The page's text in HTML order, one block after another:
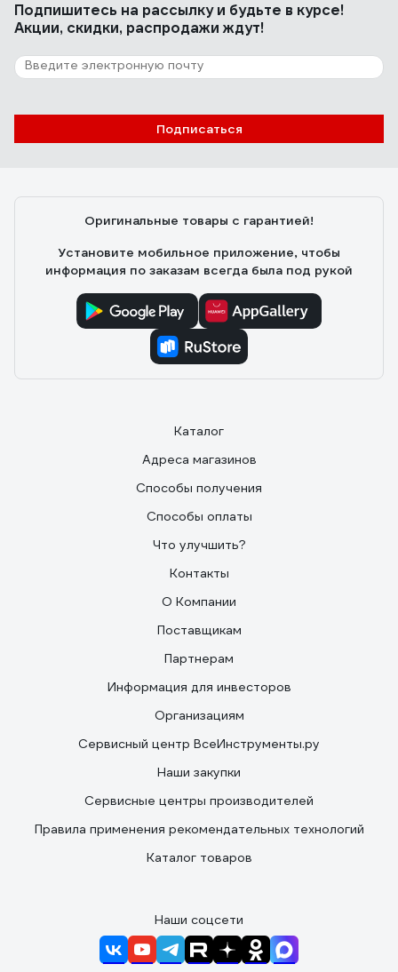
торцах светильника. Такие штуки вечно сохли,
трескались и отваливались, а рассеиватель падал и
6 отзывов
MR16, SL/WH зеркальный/белый a036801
Подпишитесь на рассылкуи будьте в курсе!
Акции, скидки, распродажи ждут!
Подписаться
Оригинальные товары с гарантией!
Установите мобильное приложение, чтобы
информация по заказам всегда была под рукой
Каталог
Адреса магазинов
Способы получения
Способы оплаты
Что улучшить?
Контакты
О Компании
Поставщикам
Партнерам
Информация для инвесторов
Организациям
Сервисный центр ВсеИнструменты.ру
Наши закупки
Сервисные центры производителей
Правила применения рекомендательных технологий
Каталог товаров
Наши соцсети